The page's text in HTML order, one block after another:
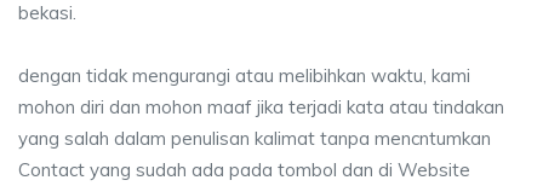
bekasi.
dengan tidak mengurangi atau melibihkan waktu, kami
mohon diri dan mohon maaf jika terjadi kata atau tindakan
yang salah dalam penulisan kalimat tanpa mencntumkan
Contact yang sudah ada pada tombol dan di Website